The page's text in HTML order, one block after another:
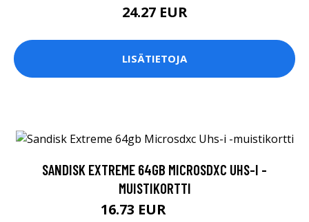
24.27 EUR
LISÄTIETOJA
SANDISK EXTREME 64GB MICROSDXC UHS-I -
MUISTIKORTTI
16.73 EUR